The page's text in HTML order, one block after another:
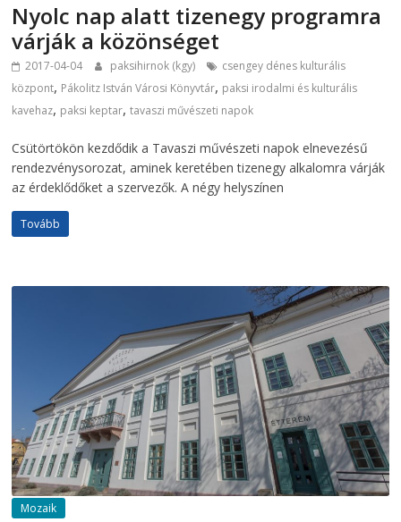
Nyolc nap alatt tizenegy programra
várják a közönséget
2017-04-04 paksihirnok (kgy)
csengey dénes kulturális
központ, Pákolitz István Városi Könyvtár, paksi irodalmi és kulturális
kavehaz, paksi keptar,tavaszi művészeti napok
Csütörtökön kezdődik a Tavaszi művészeti napok elnevezésű
rendezvénysorozat, aminek keretében tizenegy alkalomra várják
az érdeklődőket a szervezők. A négy helyszínen
Tovább
Mozaik